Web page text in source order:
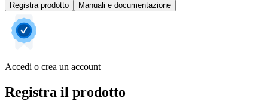
Registra prodotto Manuali e documentazione
Accedi o crea un account
Registra il prodotto